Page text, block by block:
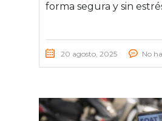
forma segura y sin
20 agosto, 2025 No